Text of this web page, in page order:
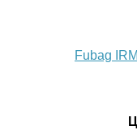
Fubag